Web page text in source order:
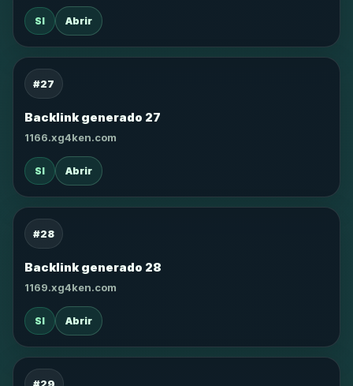
SI Abrir
#27
Backlink generado 27
1166.xg4ken.com
SI Abrir
#28
Backlink generado 28
1169.xg4ken.com
SI Abrir